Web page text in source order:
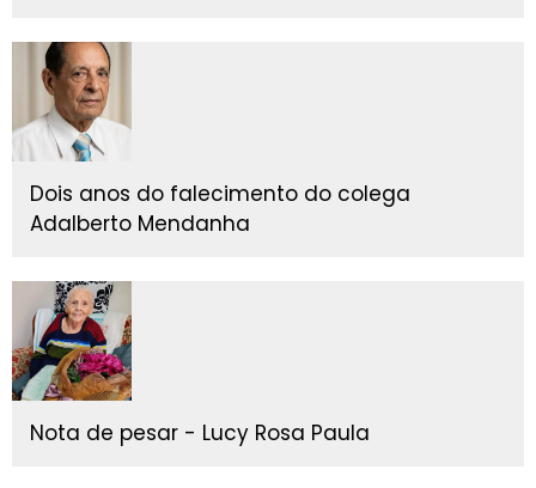
Dois anos do falecimento do colega
Adalberto Mendanha
Nota de pesar - Lucy Rosa Paula